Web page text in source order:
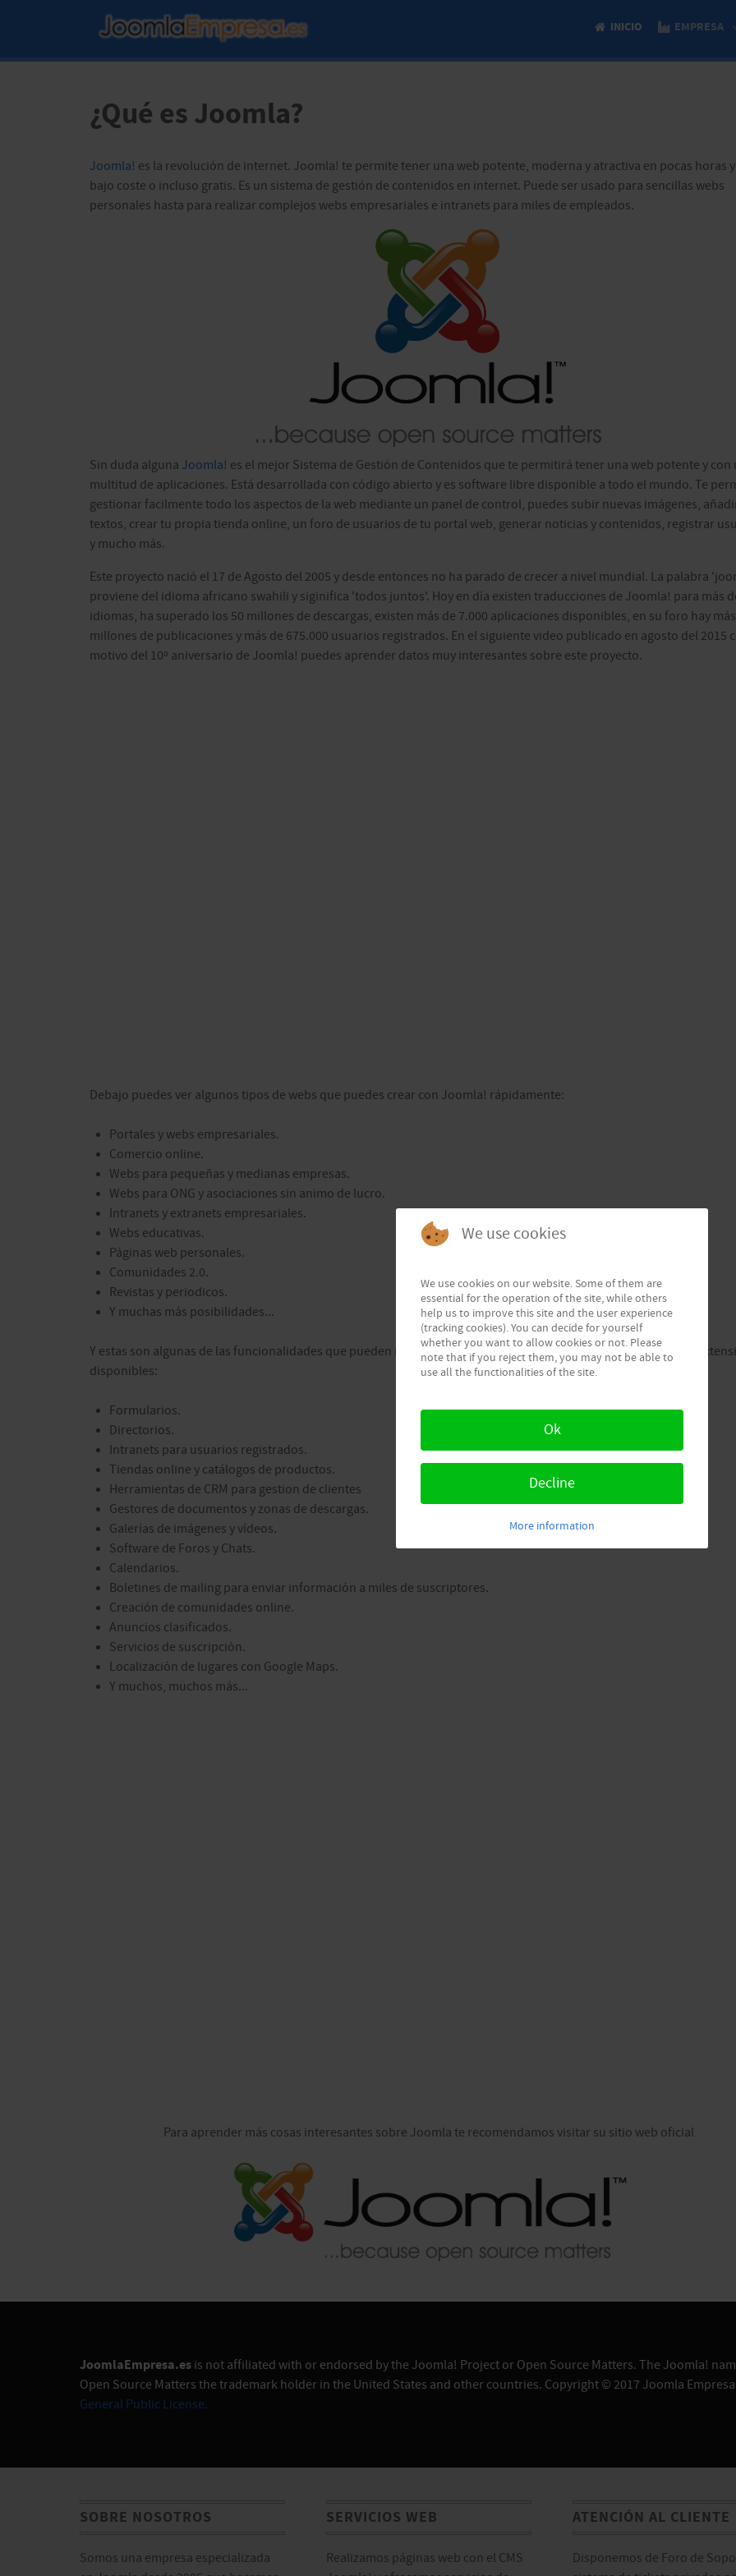
INICIO EMPRESA
¿Qué es Joomla?
Joomla! es la revolución de internet. Joomla! te permite tener una web potente, moderna y atractiva en pocas horas y
bajo coste o incluso gratis. Es un sistema de gestión de contenidos en internet. Puede ser usado para sencillas webs
personales hasta para realizar complejos webs empresariales e intranets para miles de empleados.
Sin duda alguna Joomla! es el mejor Sistema de Gestión de Contenidos que te permitirá tener una web potente y con
multitud de aplicaciones. Está desarrollada con código abierto y es software libre disponible a todo el mundo. Te
gestionar facilmente todo los aspectos de la web mediante un panel de control, puedes subir nuevas imágenes,
textos, crear tu propia tienda online, un foro de usuarios de tu portal web, generar noticias y contenidos, registrar
y mucho más.
Este proyecto nació el 17 de Agosto del 2005 y desde entonces no ha parado de crecer a nivel mundial. La palabra
proviene del idioma africano swahili y siginifica 'todos juntos'. Hoy en día existen traducciones de Joomla! para más
idiomas, ha superado los 50 millones de descargas, existen más de 7.000 aplicaciones disponibles, en su foro hay
millones de publicaciones y más de 675.000 usuarios registrados. En el siguiente video publicado en agosto del 2015
motivo del 10º aniversario de Joomla! puedes aprender datos muy interesantes sobre este proyecto.
Debajo puedes ver algunos tipos de webs que puedes crear con Joomla! rápidamente:
Portales y webs empresariales.
Comercio online.
Webs para pequeñas y medianas empresas.
Webs para ONG y asociaciones sin animo de lucro.
Intranets y extranets empresariales.
Webs educativas.
Páginas web personales.
Comunidades 2.0.
Revistas y periodicos.
Y muchas más posibilidades...
Y estas son algunas de las funcionalidades que pueden incorporar de una manera sencilla a tu web usando las
disponibles:
Formularios.
Directorios.
Intranets para usuarios registrados.
Tiendas online y catálogos de productos.
Herramientas de CRM para gestion de clientes
Gestores de documentos y zonas de descargas.
Galerías de imágenes y vídeos.
Software de Foros y Chats.
Calendarios.
Boletines de mailing para enviar información a miles de suscriptores.
Creación de comunidades online.
Anuncios clasificados.
Servicios de suscripción.
Localización de lugares con Google Maps.
Y muchos, muchos más...
Para aprender más cosas interesantes sobre Joomla te recomendamos visitar su sitio web oficial
JoomlaEmpresa.es is not affiliated with or endorsed by the Joomla! Project or Open Source Matters. The Joomla!
Open Source Matters the trademark holder in the United States and other countries. Copyright © 2017 Joomla
General Public License.
SOBRE NOSOTROS
Somos una empresa especializada
SERVICIOS WEB
Realizamos páginas web con el CMS
ATENCIÓN AL CLIENTE
Disponemos de Foro de
We use cookies
We use cookies on our website. Some of them are
essential for the operation of the site, while others
help us to improve this site and the user experience
(tracking cookies). You can decide for yourself
whether you want to allow cookies or not. Please
note that if you reject them, you may not be able to
use all the functionalities of the site.
Ok
Decline
More information